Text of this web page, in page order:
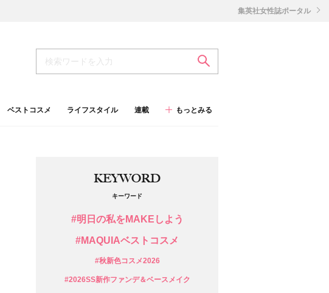
ベストコスメ ライフスタイル 連載 もっとみる
集英社女性誌ポータル
KEYWORD
キーワード
#明日の私をMAKEしよう
#MAQUIAベストコスメ
#秋新色コスメ2026
#2026SS新作ファンデ＆ベースメイク